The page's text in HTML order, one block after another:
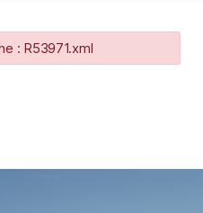
: R53971.xml